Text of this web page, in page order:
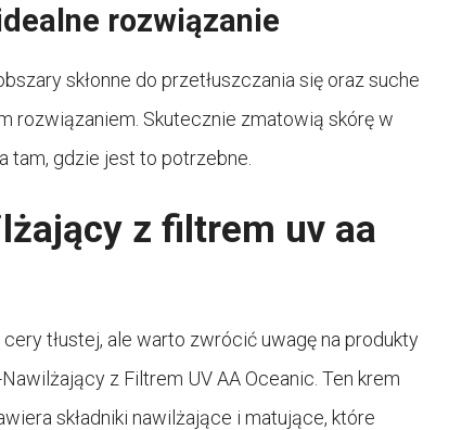
rozwiązanie
skłonne do przetłuszczania się oraz suche
rozwiązaniem. Skutecznie zmatowią skórę w
tam, gdzie jest to potrzebne.
z filtrem uv aa
tłustej, ale warto zwrócić uwagę na produkty
z Filtrem UV AA Oceanic. Ten krem
składniki nawilżające i matujące, które